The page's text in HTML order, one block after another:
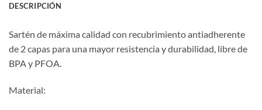
DESCRIPCIÓN
Sartén de máxima calidad con recubrimiento antiadherente
de 2 capas para una mayor resistencia y durabilidad, libre de
BPA y PFOA.
Material: